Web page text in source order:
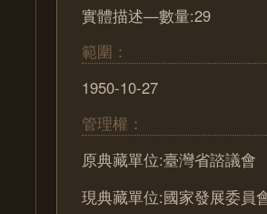
實體描述—數量:29
範圍：
1950-10-27
管理權：
原典藏單位:臺灣省諮議會
現典藏單位:國家發展委員